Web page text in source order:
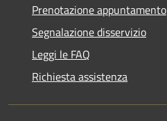
Prenotazione appuntamento
Segnalazione disservizio
Leggi le FAQ
Richiesta assistenza